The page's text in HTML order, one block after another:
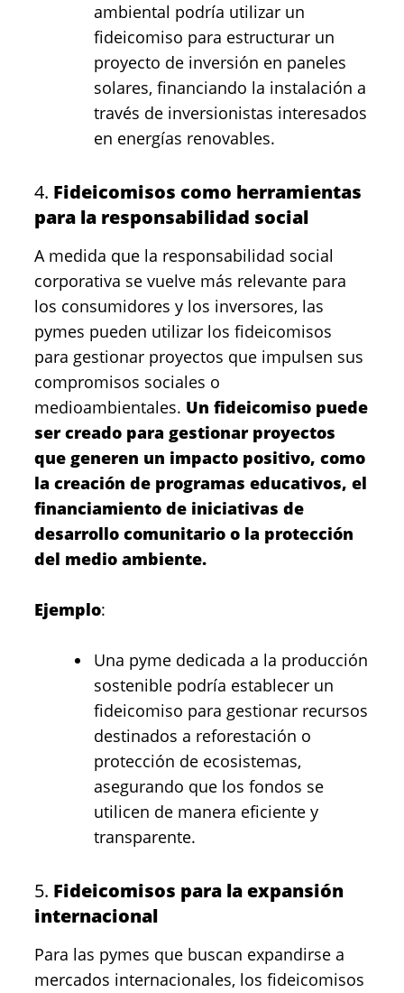
ambiental podría utilizar un
fideicomiso para estructurar un
proyecto de inversión en paneles
solares, financiando la instalación a
través de inversionistas interesados
en energías renovables.
4. Fideicomisos como herramientas
para la responsabilidad social
A medida que la responsabilidad social
corporativa se vuelve más relevante para
los consumidores y los inversores, las
pymes pueden utilizar los fideicomisos
para gestionar proyectos que impulsen sus
compromisos sociales o
medioambientales. Un fideicomiso puede
ser creado para gestionar proyectos
que generen un impacto positivo, como
la creación de programas educativos, el
financiamiento de iniciativas de
desarrollo comunitario o la protección
del medio ambiente.
Ejemplo:
Una pyme dedicada a la producción
sostenible podría establecer un
fideicomiso para gestionar recursos
destinados a reforestación o
protección de ecosistemas,
asegurando que los fondos se
utilicen de manera eficiente y
transparente.
5. Fideicomisos para la expansión
internacional
Para las pymes que buscan expandirse a
mercados internacionales, los fideicomisos